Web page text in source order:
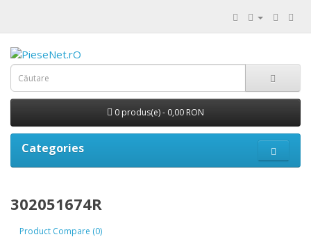
0 produs(e) - 0,00 RON
Categories
302051674R
Product Compare (0)